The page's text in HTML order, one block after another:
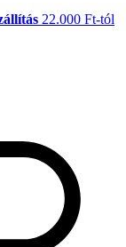
22.000 Ft-tól